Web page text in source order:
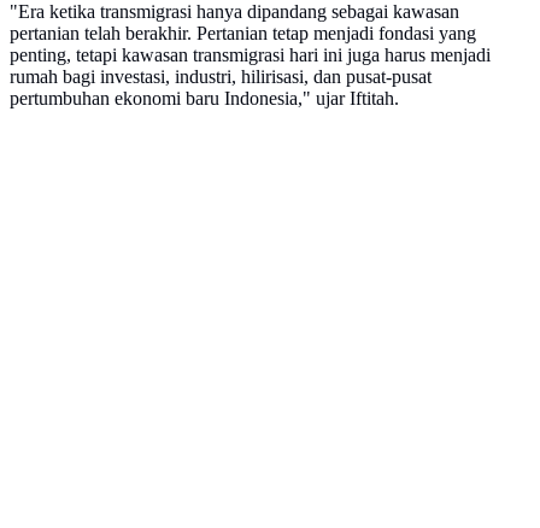
"Era ketika transmigrasi hanya dipandang sebagai kawasan
pertanian telah berakhir. Pertanian tetap menjadi fondasi yang
penting, tetapi kawasan transmigrasi hari ini juga harus menjadi
rumah bagi investasi, industri, hilirisasi, dan pusat-pusat
pertumbuhan ekonomi baru Indonesia," ujar Iftitah.